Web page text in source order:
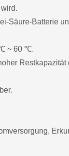
Säure-Batterie
℃ ~ 60 ℃.
Restkapazität